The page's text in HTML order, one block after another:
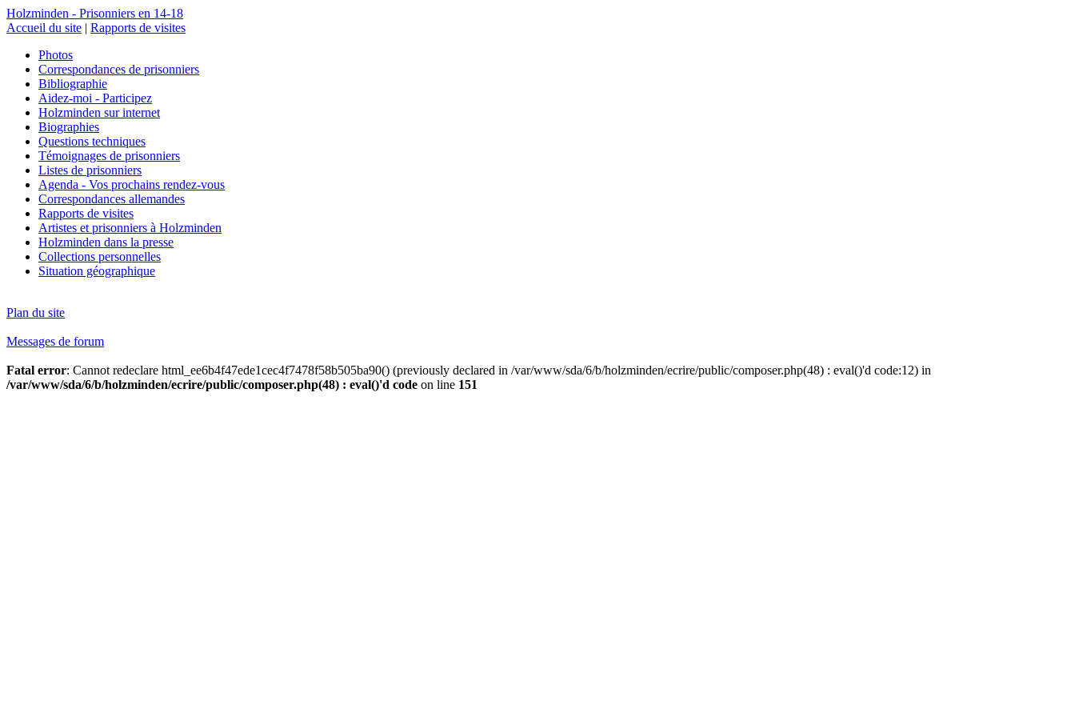
Holzminden - Prisonniers en 14-18
Accueil du site | Rapports de visites
Photos
Correspondances de prisonniers
Bibliographie
Aidez-moi - Participez
Holzminden sur internet
Biographies
Questions techniques
Témoignages de prisonniers
Listes de prisonniers
Agenda - Vos prochains rendez-vous
Correspondances allemandes
Rapports de visites
Artistes et prisonniers à Holzminden
Holzminden dans la presse
Collections personnelles
Situation géographique
Plan du site
Messages de forum
Fatal error: Cannot redeclare html_ee6b4f47ede1cec4f7478f58b505ba90() (previously declared in /var/www/sda/6/b/holzminden/ecrire/public/composer.php(48) : eval()'d code:12) in
/var/www/sda/6/b/holzminden/ecrire/public/composer.php(48) : eval()'d code on line 151